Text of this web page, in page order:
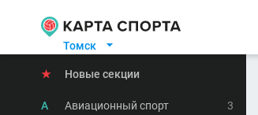
Томск 
★ Новые секции
А Авиационный спорт
3